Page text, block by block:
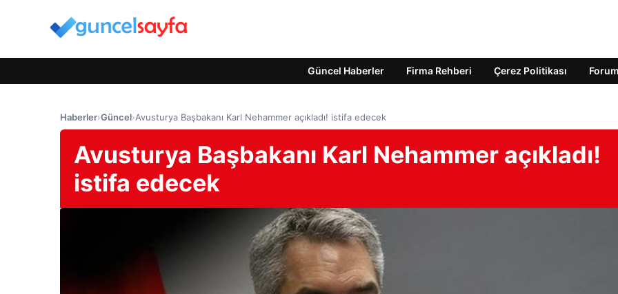
Güncel Haberler Firma Rehberi Çerez Politikası Forum
Haberler›Güncel›Avusturya Başbakanı Karl Nehammer açıkladı! istifa edecek
Avusturya Başbakanı Karl Nehammer açıkladı!
istifa edecek